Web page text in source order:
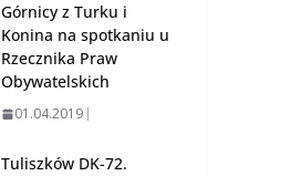
Górnicy z Turku i
Konina na spotkaniu u
Rzecznika Praw
Obywatelskich
01.04.2019
Tuliszków DK-72.